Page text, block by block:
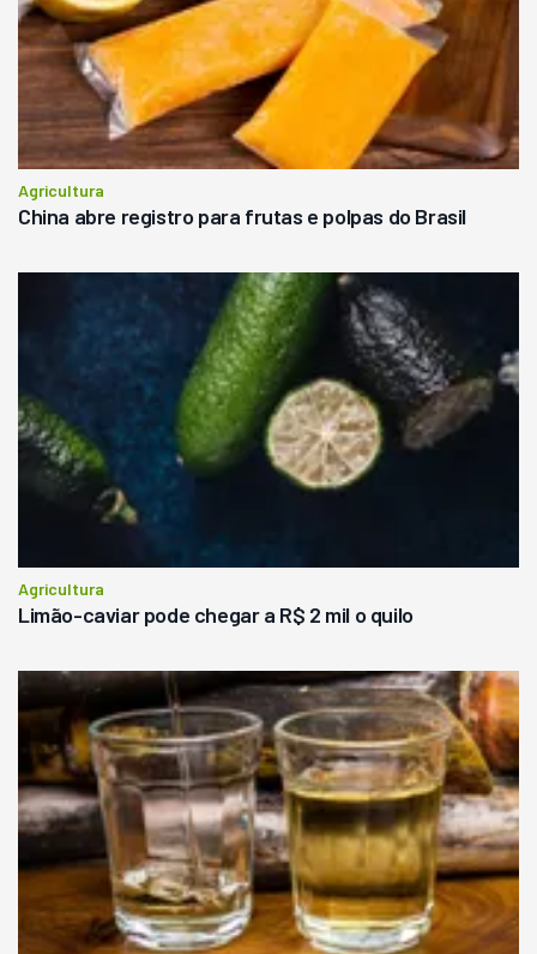
Agricultura
China abre registro para frutas e polpas do Brasil
Agricultura
Limão-caviar pode chegar a R$ 2 mil o quilo